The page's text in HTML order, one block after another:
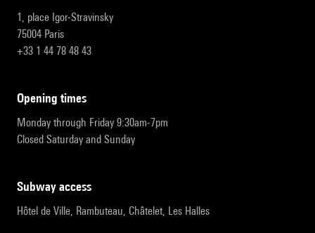
1, place Igor-Stravinsky
75004 Paris
+33 1 44 78 48 43
opening times
Monday through Friday 9:30am-7pm
Closed Saturday and Sunday
subway access
Hôtel de Ville, Rambuteau, Châtelet, Les Halles